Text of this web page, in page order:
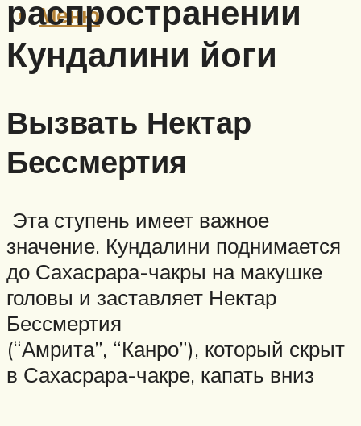
Меню
распространении
Кундалини йоги
Вызвать Нектар
Бессмертия
Эта ступень имеет важное
значение. Кундалини поднимается
до Сахасрара-чакры на макушке
головы и заставляет Нектар
Бессмертия
(“Амрита”, “Канро”), который скрыт
в Сахасрара-чакре, капать вниз